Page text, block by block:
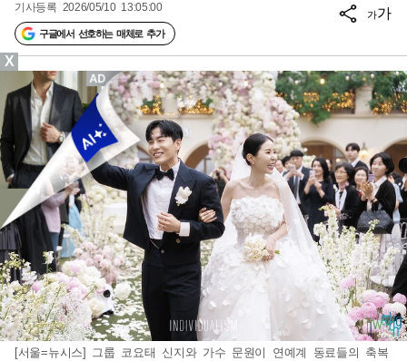
기사등록 2026/05/10 13:05:00
구글에서 선호하는 매체로 추가
가가
[서울=뉴시스] 그룹 코요태 신지와 가수 문원이 연예계 동료들의 축복
X